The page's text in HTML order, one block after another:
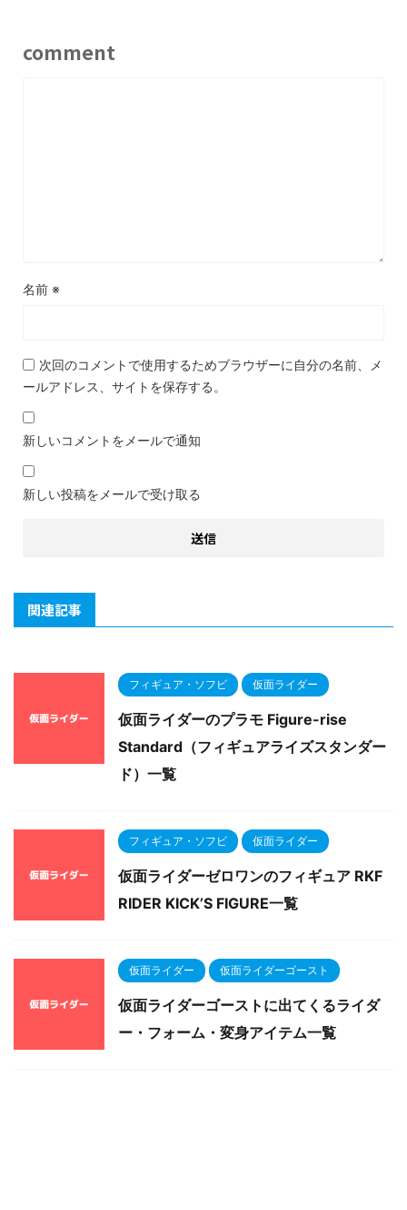
comment
名前 ※
次回のコメントで使用するためブラウザーに自分の名前、メ
ールアドレス、サイトを保存する。
新しいコメントをメールで通知
新しい投稿をメールで受け取る
関連記事
フィギュア・ソフビ 仮面ライダー
仮面ライダーのプラモ Figure-rise
Standard（フィギュアライズスタンダー
ド）一覧
フィギュア・ソフビ 仮面ライダー
仮面ライダーゼロワンのフィギュア RKF
RIDER KICK’S FIGURE一覧
仮面ライダー 仮面ライダーゴースト
仮面ライダーゴーストに出てくるライダ
ー・フォーム・変身アイテム一覧